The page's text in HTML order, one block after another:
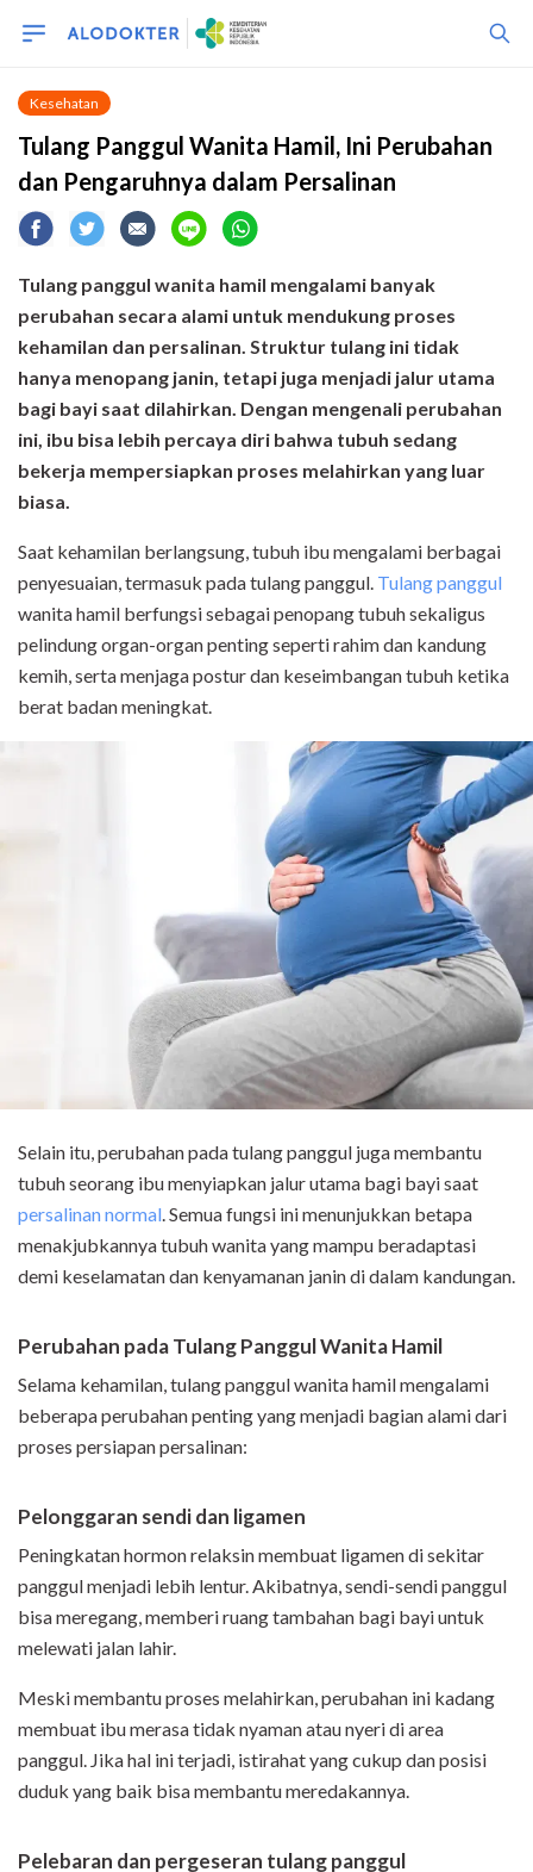
Kesehatan
Tulang Panggul Wanita Hamil, Ini Perubahan
dan Pengaruhnya dalam Persalinan
Tulang panggul wanita hamil mengalami banyak
perubahan secara alami untuk mendukung proses
kehamilan dan persalinan. Struktur tulang ini tidak
hanya menopang janin, tetapi juga menjadi jalur utama
bagi bayi saat dilahirkan. Dengan mengenali perubahan
ini, ibu bisa lebih percaya diri bahwa tubuh sedang
bekerja mempersiapkan proses melahirkan yang luar
biasa.
Saat kehamilan berlangsung, tubuh ibu mengalami berbagai
penyesuaian, termasuk pada tulang panggul. Tulang panggul
wanita hamil berfungsi sebagai penopang tubuh sekaligus
pelindung organ-organ penting seperti rahim dan kandung
kemih, serta menjaga postur dan keseimbangan tubuh ketika
berat badan meningkat.
Selain itu, perubahan pada tulang panggul juga membantu
tubuh seorang ibu menyiapkan jalur utama bagi bayi saat
persalinan normal. Semua fungsi ini menunjukkan betapa
menakjubkannya tubuh wanita yang mampu beradaptasi
demi keselamatan dan kenyamanan janin di dalam kandungan.
Perubahan pada Tulang Panggul Wanita Hamil
Selama kehamilan, tulang panggul wanita hamil mengalami
beberapa perubahan penting yang menjadi bagian alami dari
proses persiapan persalinan:
Pelonggaran sendi dan ligamen
Peningkatan hormon relaksin membuat ligamen di sekitar
panggul menjadi lebih lentur. Akibatnya, sendi-sendi panggul
bisa meregang, memberi ruang tambahan bagi bayi untuk
melewati jalan lahir.
Meski membantu proses melahirkan, perubahan ini kadang
membuat ibu merasa tidak nyaman atau nyeri di area
panggul. Jika hal ini terjadi, istirahat yang cukup dan posisi
duduk yang baik bisa membantu meredakannya.
Pelebaran dan pergeseran tulang panggul